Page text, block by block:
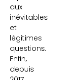
aux
inévitables
et
légitimes
questions.
Enfin,
depuis